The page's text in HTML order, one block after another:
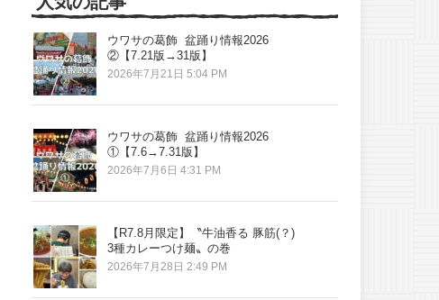
ウワサの葛飾 盆踊り情報2026
②【7.21版→31版】
2026年7月21日 5:04 PM
ウワサの葛飾 盆踊り情報2026
①【7.6→7.31版】
2026年7月6日 4:31 PM
【R7.8月限定】〝牛油香る 豚筋(？)
3種カレーつけ麺〟の巻
2026年7月28日 2:49 PM